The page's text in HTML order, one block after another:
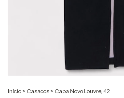
Início > Casacos > Capa Novo Louvre, 42